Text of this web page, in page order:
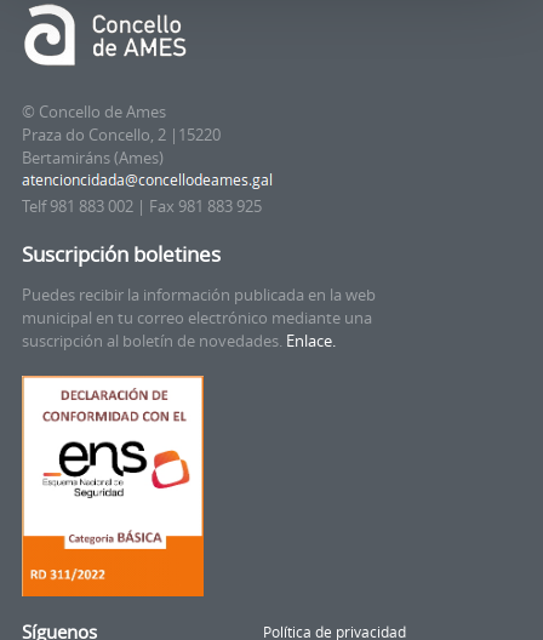
© Concello de Ames
Praza do Concello, 2 |15220
Bertamiráns (Ames)
Telf 981 883 002 | Fax 981 883 925
Suscripción boletines
Puedes recibir la información publicada en la web
municipal en tu correo electrónico mediante una
suscripción al boletín de novedades. Enlace.
Síguenos Política de privacidad